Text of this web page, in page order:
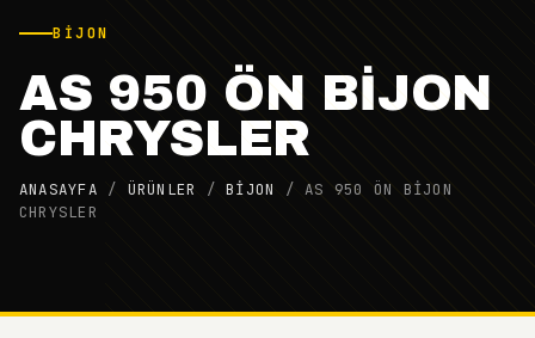
BIJON
AS 950 ÖN BİJON
CHRYSLER
ANASAYFA / ÜRÜNLER /BIJON /AS 950 ÖN BİJON
CHRYSLER